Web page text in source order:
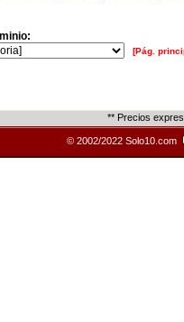
[Pág.
** Precios
© 2002/2022 Solo10.com